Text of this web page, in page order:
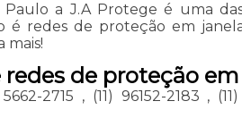
a J.A Protege é uma
é redes de proteção em
mais!
redes de proteção
5662-2715 , (11) 96152-2183 ,